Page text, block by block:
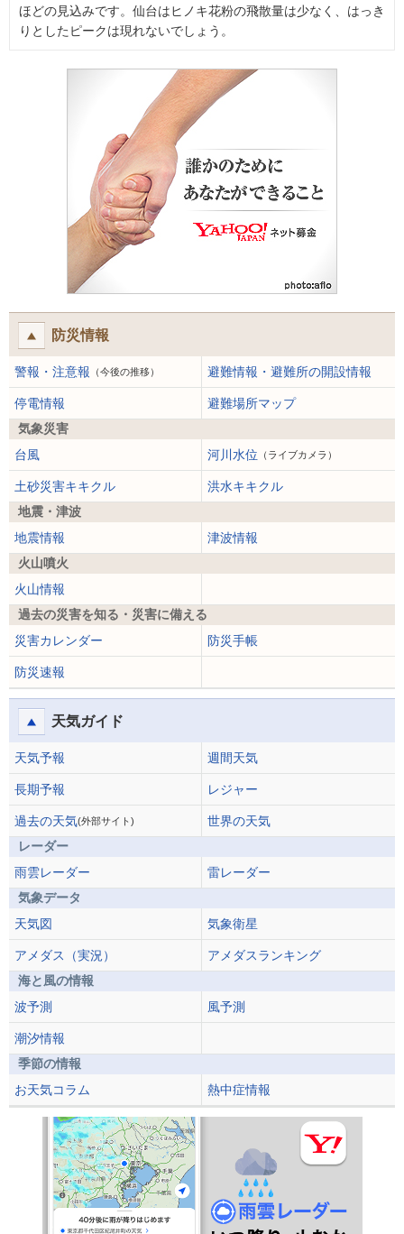
ほどの見込みです。仙台はヒノキ花粉の飛散量は少なく、はっき
りとしたピークは現れないでしょう。
防災情報
警報・注意報 （今後の推移） 避難情報・避難所の開設情報
停電情報
避難場所マップ
気象災害
台風
河川水位 （ライブカメラ）
土砂災害キキクル
洪水キキクル
地震・津波
地震情報
津波情報
火山噴火
火山情報
過去の災害を知る・災害に備える
災害カレンダー
防災手帳
防災速報
天気ガイド
天気予報 週間天気
長期予報 レジャー
過去の天気(外部サイト)
世界の天気
レーダー
雨雲レーダー
雷レーダー
気象データ
天気図
気象衛星
アメダス（実況）
アメダスランキング
海と風の情報
波予測
風予測
潮汐情報
季節の情報
お天気コラム
熱中症情報